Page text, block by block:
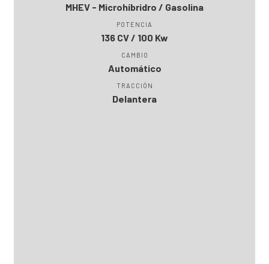
MHEV - Microhíbridro / Gasolina
POTENCIA
136 CV / 100 Kw
CAMBIO
Automático
TRACCIÓN
Delantera